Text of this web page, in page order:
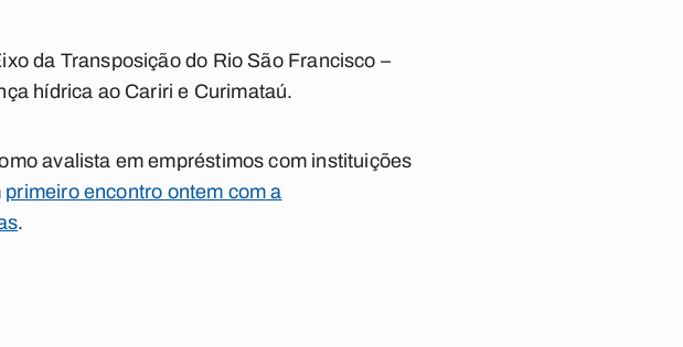
da Transposição do Rio São Francisco –
hídrica ao Cariri e Curimataú.
avalista em empréstimos com instituições
primeiro encontro ontem com a
.